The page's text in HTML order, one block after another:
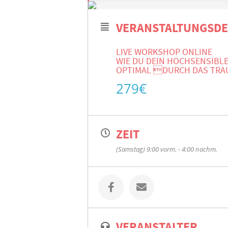
LIVE WORKSHOP ONLINE
WIE DU DEIN
OPTIMAL DURCH DAS
279€
ZEIT
(Samstag) 9:00 vorm. - 4:00 nachm.